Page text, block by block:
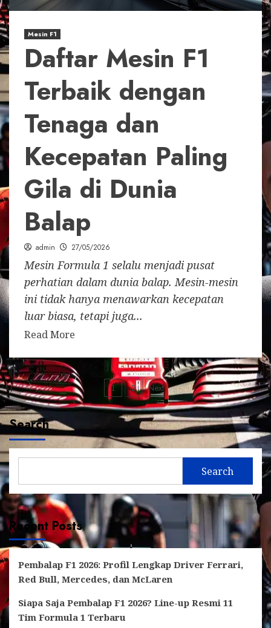
Mesin F1
Daftar Mesin F1
Terbaik dengan
Tenaga dan
Kecepatan Paling
Gila di Dunia
Balap
admin 27/05/2026
Mesin Formula 1 selalu menjadi pusat
perhatian dalam dunia balap. Mesin-mesin
ini tidak hanya menawarkan kecepatan
luar biasa, tetapi juga...
Read More
Posts
pagination
1 2 Next
Search
Search
Recent Posts
Pembalap F1 2026: Profil Lengkap Driver Ferrari,
Red Bull, Mercedes, dan McLaren
Siapa Saja Pembalap F1 2026? Line-up Resmi 11
Tim Formula 1 Terbaru